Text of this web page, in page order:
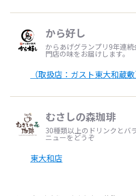
から好し
からあげグランプリ9年連
門店の味をお届けします。
（取扱店：ガスト東大和蔵敷
むさしの森珈琲
30種類以上のドリンクとバ
ニューをどうぞ
東大和店